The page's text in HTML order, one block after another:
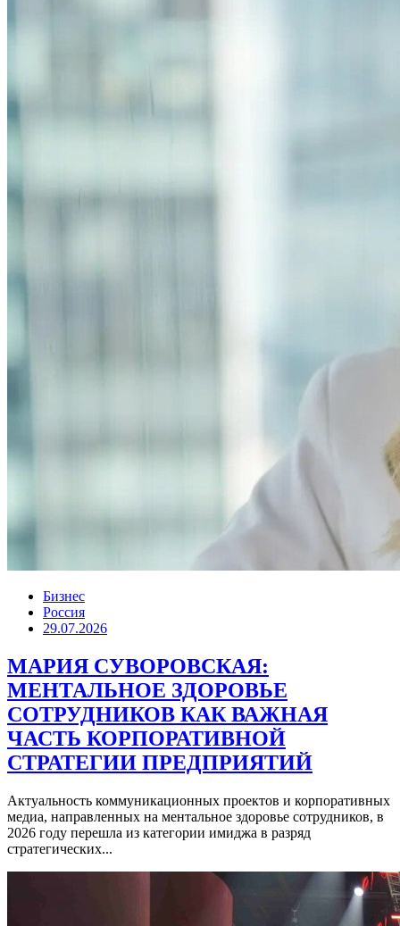
Бизнес
Россия
29.07.2026
МАРИЯ СУВОРОВСКАЯ:
МЕНТАЛЬНОЕ ЗДОРОВЬЕ
СОТРУДНИКОВ КАК ВАЖНАЯ
ЧАСТЬ КОРПОРАТИВНОЙ
СТРАТЕГИИ ПРЕДПРИЯТИЙ
Актуальность коммуникационных проектов и корпоративных
медиа, направленных на ментальное здоровье сотрудников, в
2026 году перешла из категории имиджа в разряд
стратегических...